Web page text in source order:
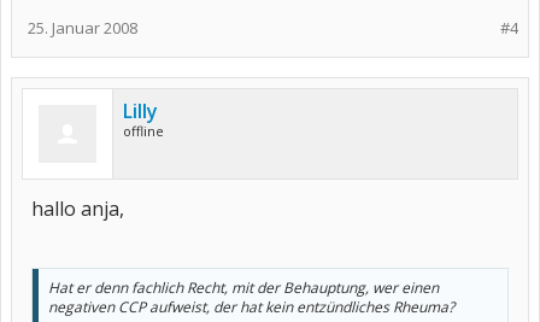
#4
25. Januar 2008
Lilly
offline
hallo anja,
Hat er denn fachlich Recht, mit der Behauptung, wer einen
negativen CCP aufweist, der hat kein entzündliches Rheuma?